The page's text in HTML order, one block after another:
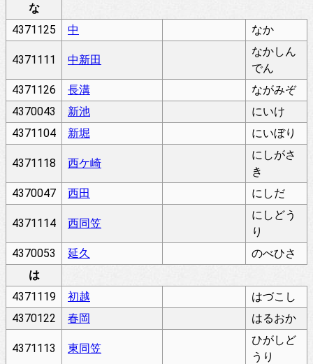
な
4371125
中 なか
4371111 中新田
なかしん
でん
4371126
長溝
ながみぞ
4370043
新池
にいけ
4371104
新堀 にいぼり
4371118 西ケ崎
にしがさ
き
4370047
西田 にしだ
4371114 西同笠
にしどう
り
4370053
延久
のべひさ
は
4371119
初越
はづこし
4370122
春岡 はるおか
4371113 東同笠
ひがしど
うり